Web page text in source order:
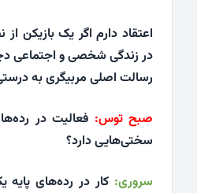
اعتقاد دارم اگر یک بازیکن
در زندگی شخصی و اجتماعی
رسالت اصلی مربیگری به
صبح توس: فعالیت در
سختی‌هایی دارد؟
سروری: کار در رده‌های